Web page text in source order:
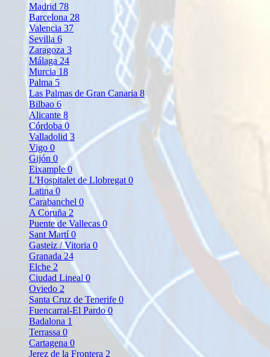
Madrid 78
Barcelona 28
Valencia 37
Sevilla 6
Zaragoza 3
Málaga 24
Murcia 18
Palma 5
Las Palmas de Gran Canaria 8
Bilbao 6
Alicante 8
Córdoba 0
Valladolid 3
Vigo 0
Gijón 0
Eixample0
L'Hospitalet de Llobregat 0
Latina 0
Carabanchel 0
A Coruña 2
Puente de Vallecas0
Sant Martí0
Gasteiz / Vitoria 0
Granada 24
Elche 2
Ciudad Lineal0
Oviedo 2
Santa Cruz de Tenerife 0
Fuencarral-El Pardo0
Badalona 1
Terrassa 0
Cartagena 0
Jerez de la Frontera 2